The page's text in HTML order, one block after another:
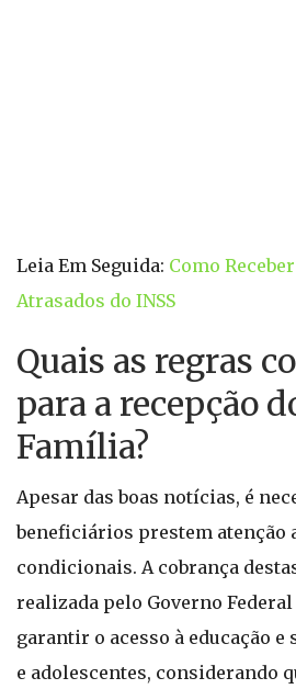
Leia Em Seguida: Como
Atrasados do INSS
Quais as regras
para a recepção
Família?
Apesar das boas notícias, é
beneficiários prestem atenção
condicionais. A cobrança
realizada pelo Governo
garantir o acesso à educação e
e adolescentes, considerando